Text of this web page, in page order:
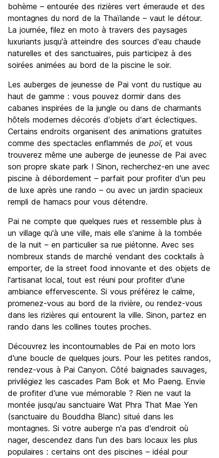
Sortir le soir / faire la fête
8.5
Bonnes affaires
9.2
bohème – entourée des rizières vert émeraude et des
montagnes du nord de la Thaïlande – vaut le détour.
La journée, filez en moto à travers des paysages
luxuriants jusqu'à atteindre des sources d'eau chaude
naturelles et des sanctuaires, puis participez à des
soirées animées au bord de la piscine le soir.
Les auberges de jeunesse de Pai vont du rustique au
haut de gamme : vous pouvez dormir dans des
cabanes inspirées de la jungle ou dans de charmants
hôtels modernes décorés d'objets d'art éclectiques.
Certains endroits organisent des animations gratuites
comme des spectacles enflammés de poï, et vous
trouverez même une auberge de jeunesse de Pai avec
son propre skate park ! Sinon, recherchez-en une avec
piscine à débordement – parfait pour profiter d'un peu
de luxe après une rando – ou avec un jardin spacieux
rempli de hamacs pour vous détendre.
Pai ne compte que quelques rues et ressemble plus à
un village qu'à une ville, mais elle s'anime à la tombée
de la nuit – en particulier sa rue piétonne. Avec ses
nombreux stands de marché vendant des cocktails à
emporter, de la street food innovante et des objets de
l'artisanat local, tout est réuni pour profiter d'une
ambiance effervescente. Si vous préférez le calme,
promenez-vous au bord de la rivière, ou rendez-vous
dans les rizières qui entourent la ville. Sinon, partez en
rando dans les collines toutes proches.
Découvrez les incontournables de Pai en moto lors
d'une boucle de quelques jours. Pour les petites randos,
rendez-vous à Pai Canyon. Côté baignades sauvages,
privilégiez les cascades Pam Bok et Mo Paeng. Envie
de profiter d'une vue mémorable ? Rien ne vaut la
montée jusqu'au sanctuaire Wat Phra That Mae Yen
(sanctuaire du Bouddha Blanc) situé dans les
montagnes. Si votre auberge n'a pas d'endroit où
nager, descendez dans l'un des bars locaux les plus
populaires : certains ont des piscines – idéal pour